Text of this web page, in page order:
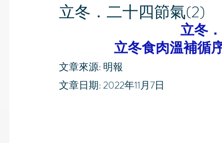
立冬．二十四節氣(2)
立冬
立冬食肉溫補循
文章來源: 明報
文章日期: 2022年11月7日